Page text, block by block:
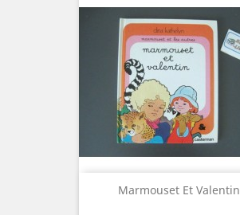
Marmouset Et Valentin